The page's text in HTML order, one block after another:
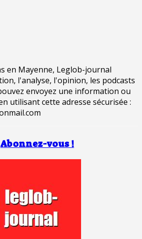
en Mayenne, Leglob-journal
l'analyse, l'opinion, les podcasts
envoyez une information ou
utilisant cette adresse sécurisée :
Abonnez-vous !